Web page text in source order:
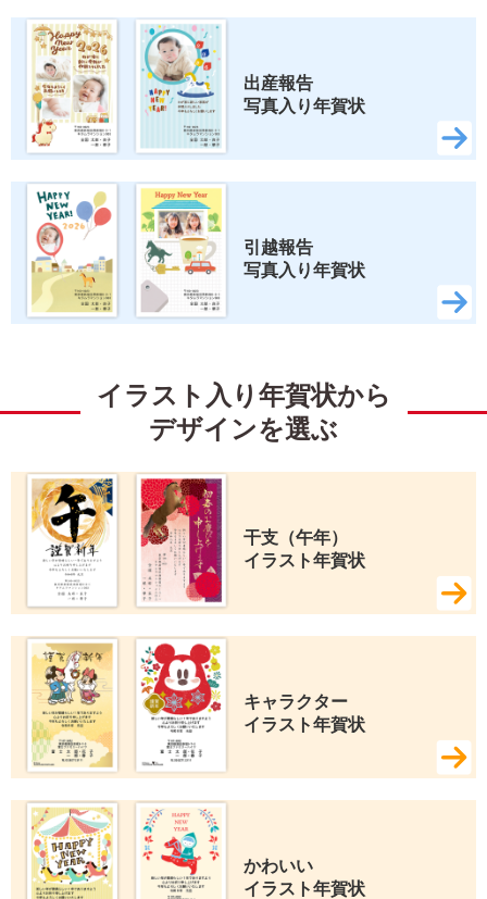
出産報告
写真入り年賀状
引越報告
写真入り年賀状
イラスト入り年賀状から
デザインを選ぶ
干支（午年）
イラスト年賀状
キャラクター
イラスト年賀状
かわいい
イラスト年賀状